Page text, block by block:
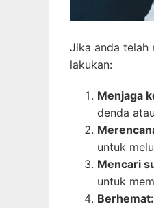
Jika anda telah
lakukan:
Menjaga
denda
untuk
Mencari
untuk
Berhemat: